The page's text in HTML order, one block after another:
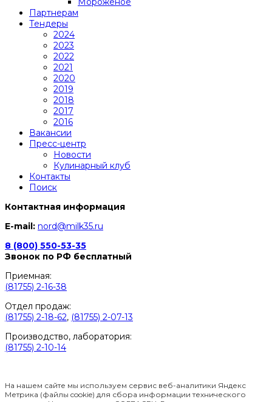
Партнерам
Тендеры
2024
2023
2022
2021
2020
2019
2018
2017
2016
Вакансии
Пресс-центр
Новости
Кулинарный клуб
Контакты
Поиск
Контактная информация
E-mail: nord@milk35.ru
8 (800) 550-53-35
Звонок по РФ бесплатный
Приемная:
(81755) 2-16-38
Отдел продаж:
(81755) 2-18-62, (81755) 2-07-13
Производство, лаборатория:
(81755) 2-10-14
На нашем сайте мы используем сервис веб-аналитики Яндекс
Метрика (файлы cookie) для сбора информации технического